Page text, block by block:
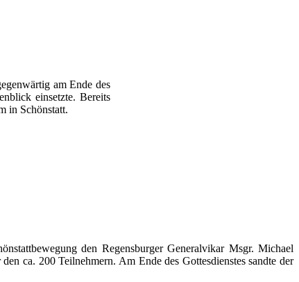
am Ende des
einsetzte. Bereits
in Schönstatt.
den Regensburger Generalvikar Msgr. Michael
ca. 200 Teilnehmern. Am Ende des Gottesdienstes sandte der